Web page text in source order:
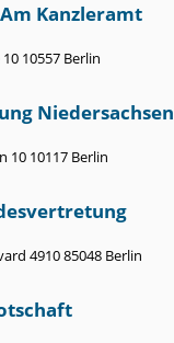
Kanzleramt
10557 Berlin
Niedersachsen
10 10117 Berlin
4910 85048 Berlin